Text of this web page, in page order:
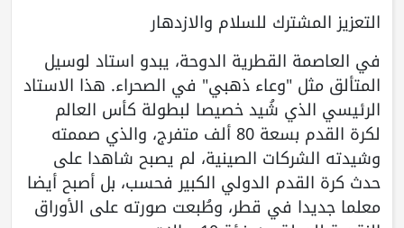
التعزيز المشترك للسلام والازدهار
في العاصمة القطرية الدوحة، يبدو استاد لوسيل
المتألق مثل "وعاء ذهبي" في الصحراء. هذا الاستاد
الرئيسي الذي شُيد خصيصا لبطولة كأس العالم
لكرة القدم بسعة 80 ألف متفرج، والذي صممته
وشيدته الشركات الصينية، لم يصبح شاهدا على
حدث كرة القدم الدولي الكبير فحسب، بل أصبح أيضا
معلما جديدا في قطر، وطُبعت صورته على الأوراق